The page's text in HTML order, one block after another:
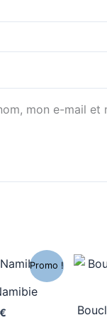
mon e-mail
Promo !
€
Le
prix
actuel
est :
15,00 €.